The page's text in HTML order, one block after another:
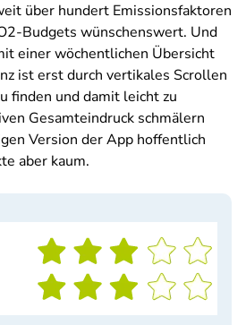
über hundert Emissionsfaktoren
Budgets wünschenswert. Und
einer wöchentlichen Übersicht
ist erst durch vertikales Scrollen
finden und damit leicht zu
Gesamteindruck schmälern
Version der App hoffentlich
aber kaum.